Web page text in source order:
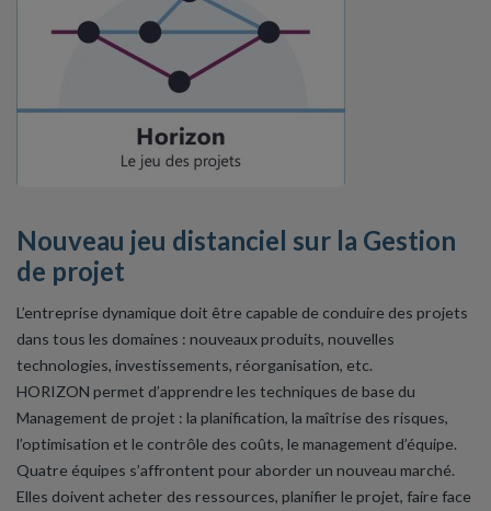
Nouveau jeu distanciel sur la Gestion
de projet
L’entreprise dynamique doit être capable de conduire des projets
dans tous les domaines : nouveaux produits, nouvelles
technologies, investissements, réorganisation, etc.
HORIZON permet d’apprendre les techniques de base du
Management de projet : la planification, la maîtrise des risques,
l’optimisation et le contrôle des coûts, le management d’équipe.
Quatre équipes s’affrontent pour aborder un nouveau marché.
Elles doivent acheter des ressources, planifier le projet, faire face